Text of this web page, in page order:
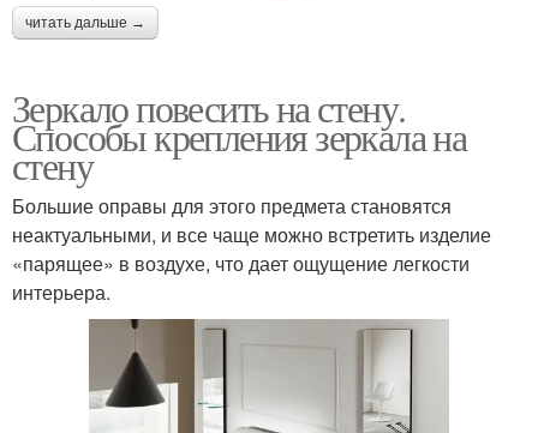
читать дальше →
Зеркало повесить на стену.
Способы крепления зеркала на
стену
Большие оправы для этого предмета становятся
неактуальными, и все чаще можно встретить изделие
«парящее» в воздухе, что дает ощущение легкости
интерьера.